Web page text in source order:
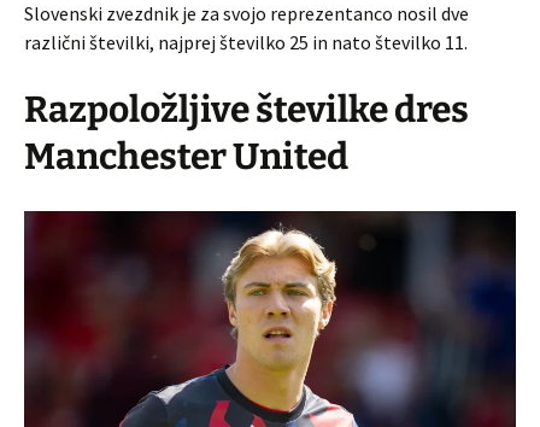
Slovenski zvezdnik je za svojo reprezentanco nosil dve
različni številki, najprej številko 25 in nato številko 11.
Razpoložljive številke dres
Manchester United